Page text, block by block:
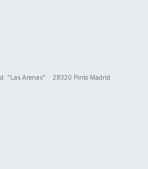
"Las Arenas" · 28320 Pinto Madrid